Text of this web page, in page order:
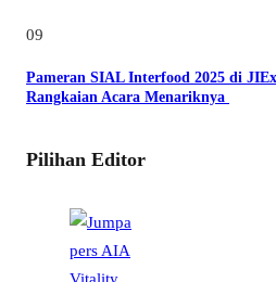
09
Pameran SIAL Interfood 2025 di
Rangkaian Acara Menariknya
Pilihan Editor